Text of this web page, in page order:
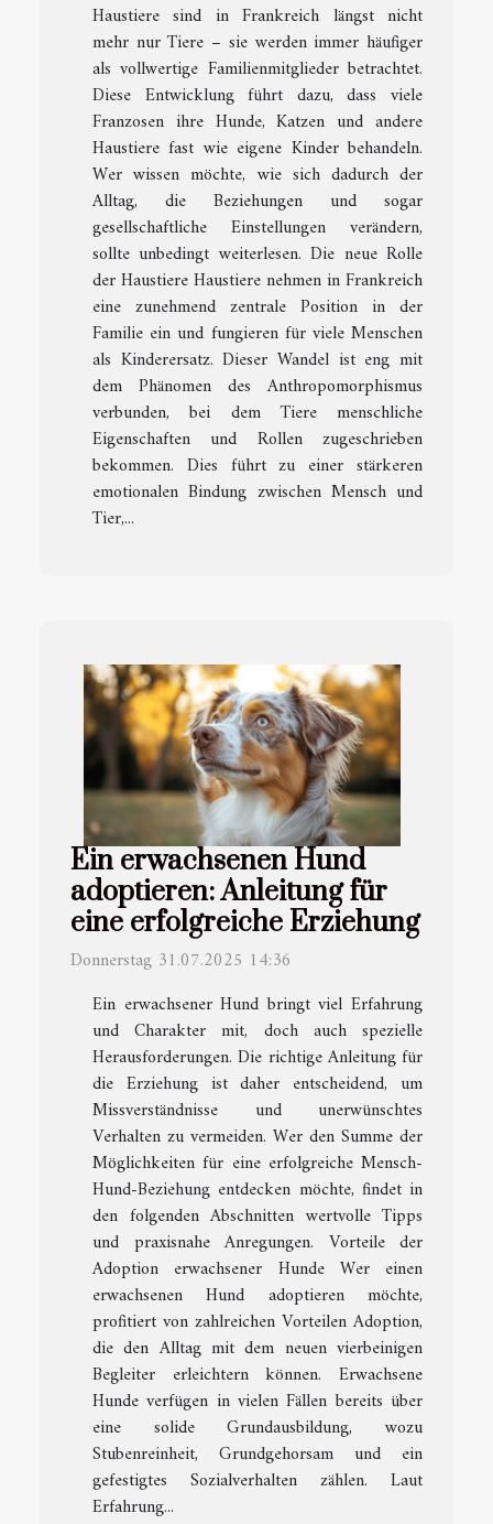
Haustiere sind in Frankreich längst nicht
mehr nur Tiere – sie werden immer häufiger
als vollwertige Familienmitglieder betrachtet.
Diese Entwicklung führt dazu, dass viele
Franzosen ihre Hunde, Katzen und andere
Haustiere fast wie eigene Kinder behandeln.
Wer wissen möchte, wie sich dadurch der
Alltag, die Beziehungen und sogar
gesellschaftliche Einstellungen verändern,
sollte unbedingt weiterlesen. Die neue Rolle
der Haustiere Haustiere nehmen in Frankreich
eine zunehmend zentrale Position in der
Familie ein und fungieren für viele Menschen
als Kinderersatz. Dieser Wandel ist eng mit
dem Phänomen des Anthropomorphismus
verbunden, bei dem Tiere menschliche
Eigenschaften und Rollen zugeschrieben
bekommen. Dies führt zu einer stärkeren
emotionalen Bindung zwischen Mensch und
Tier,...
Ein erwachsenen Hund
adoptieren: Anleitung für
eine erfolgreiche Erziehung
Donnerstag 31.07.2025 14:36
Ein erwachsener Hund bringt viel Erfahrung
und Charakter mit, doch auch spezielle
Herausforderungen. Die richtige Anleitung für
die Erziehung ist daher entscheidend, um
Missverständnisse und unerwünschtes
Verhalten zu vermeiden. Wer den Summe der
Möglichkeiten für eine erfolgreiche Mensch-
Hund-Beziehung entdecken möchte, findet in
den folgenden Abschnitten wertvolle Tipps
und praxisnahe Anregungen. Vorteile der
Adoption erwachsener Hunde Wer einen
erwachsenen Hund adoptieren möchte,
profitiert von zahlreichen Vorteilen Adoption,
die den Alltag mit dem neuen vierbeinigen
Begleiter erleichtern können. Erwachsene
Hunde verfügen in vielen Fällen bereits über
eine solide Grundausbildung, wozu
Stubenreinheit, Grundgehorsam und ein
gefestigtes Sozialverhalten zählen. Laut
Erfahrung...